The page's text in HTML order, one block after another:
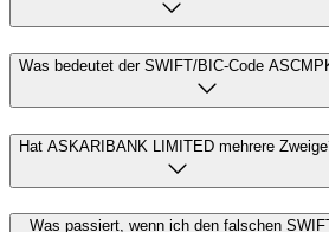
Was bedeutet der SWIFT/BIC-Code
Hat ASKARIBANK LIMITED mehrere
Was passiert, wenn ich den falschen